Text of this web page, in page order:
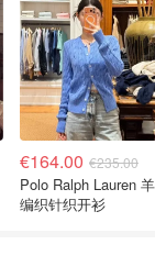
€164.00 €235.00
Polo Ralph Lauren
编织针织开衫